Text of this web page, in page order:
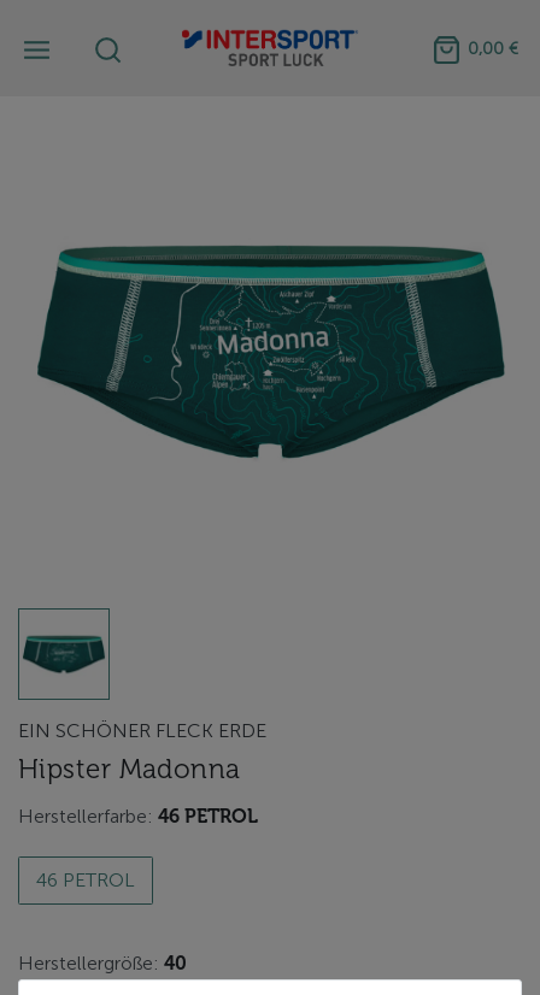
0,00 €
EIN SCHÖNER FLECK ERDE
Hipster Madonna
Herstellerfarbe: 46 PETROL
46 PETROL
Herstellergröße: 40